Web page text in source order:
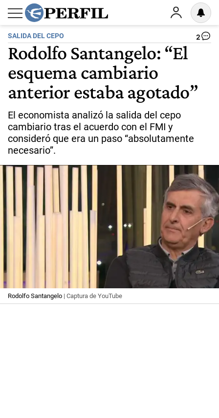
SALIDA DEL CEPO 2
Rodolfo Santangelo: “El
esquema cambiario
anterior estaba agotado”
El economista analizó la salida del cepo
cambiario tras el acuerdo con el FMI y
consideró que era un paso “absolutamente
necesario”.
Rodolfo Santangelo | Captura de YouTube